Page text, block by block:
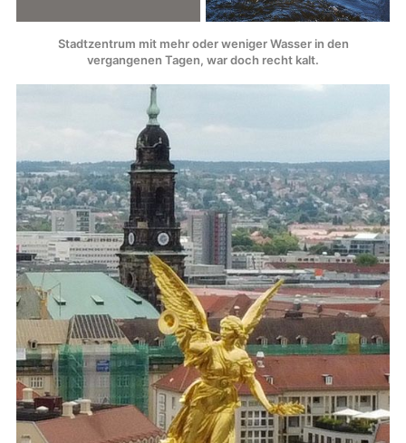
Stadtzentrum mit mehr oder weniger Wasser in den
vergangenen Tagen, war doch recht kalt.